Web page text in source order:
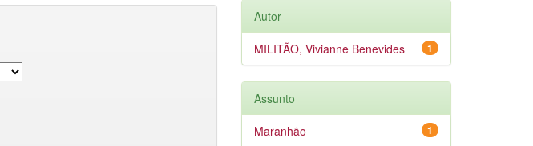
Autor
1
MILITÃO, Vivianne Benevides
Assunto
1
Maranhão